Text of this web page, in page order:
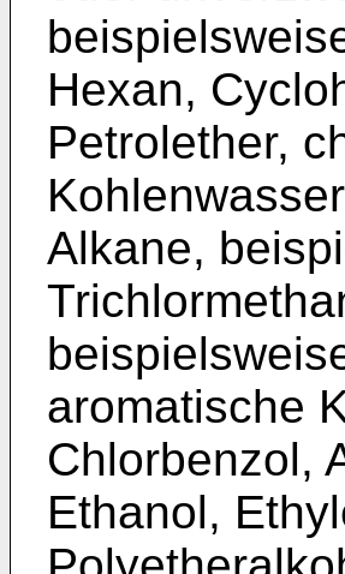
Hexan,
Petrolether,
Alkane,
aromatische
Chlorbenzol,
Ethanol,